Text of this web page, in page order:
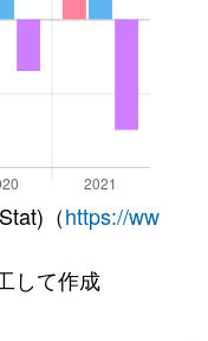
（https://ww
して作成